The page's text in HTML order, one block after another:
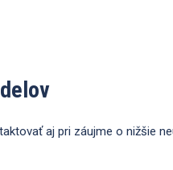
aj pri záujme o nižšie